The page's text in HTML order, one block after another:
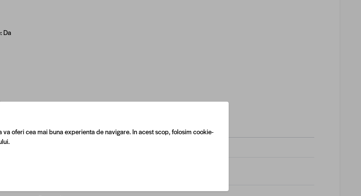
Da
oferi cea mai buna experienta de navigare. In acest scop, folosim cookie-